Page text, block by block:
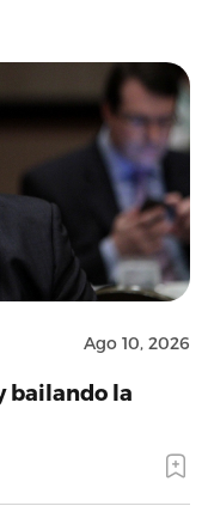
Ago 10, 2026
bailando la